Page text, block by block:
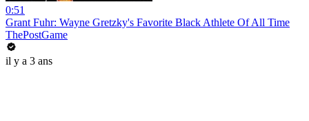
0:51
Grant Fuhr: Wayne Gretzky's Favorite Black Athlete Of All Time
ThePostGame
il y a 3 ans